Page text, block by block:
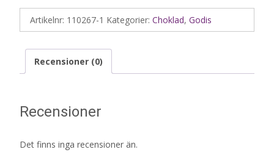
Artikelnr: 110267-1 Kategorier: Choklad, Godis
Recensioner (0)
Recensioner
Det finns inga recensioner än.